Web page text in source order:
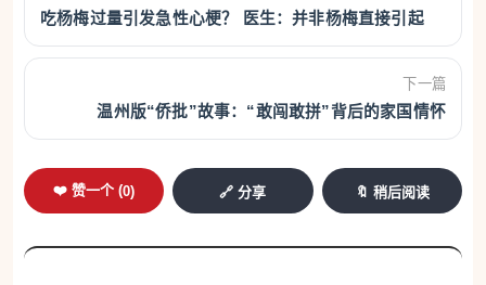
吃杨梅过量引发急性心梗？ 医生：并非杨梅直接引起
下一篇
温州版“侨批”故事：“敢闯敢拼”背后的家国情怀
❤️ 赞一个 (0) 🔗 分享 🔖 稍后阅读